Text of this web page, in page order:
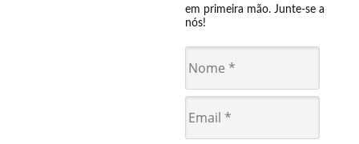
em primeira mão. Junte-se a
nós!